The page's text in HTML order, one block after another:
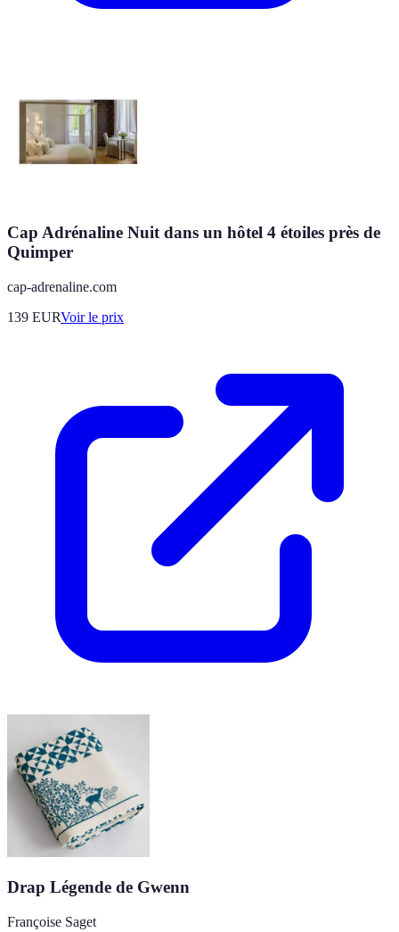
Cap Adrénaline Nuit dans un hôtel 4 étoiles près de
Quimper
cap-adrenaline.com
139 EURVoir le prix
Drap Légende de Gwenn
Françoise Saget